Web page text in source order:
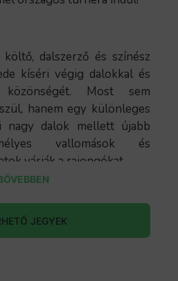
dalszerző és színész
kíséri végig dalokkal és
Most sem
hanem egy különleges
nagy dalok mellett újabb
vallomások és
várják a rajongókat.
történet, düh,
– mindaz,
JEGYEK